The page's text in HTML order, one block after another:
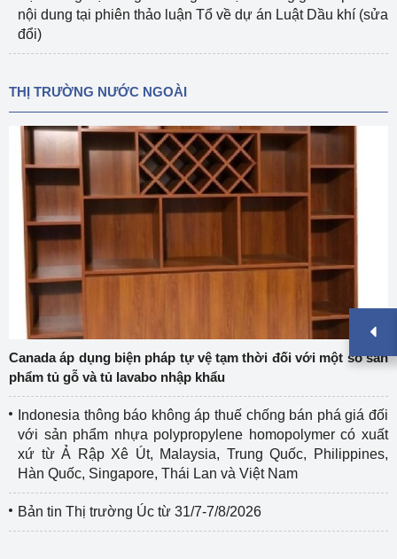
nội dung tại phiên thảo luận Tổ về dự án Luật Dầu khí (sửa
đổi)
THỊ TRƯỜNG NƯỚC NGOÀI
Canada áp dụng biện pháp tự vệ tạm thời đối với một số sản
phẩm tủ gỗ và tủ lavabo nhập khẩu
Indonesia thông báo không áp thuế chống bán phá giá đối
với sản phẩm nhựa polypropylene homopolymer có xuất
xứ từ Ả Rập Xê Út, Malaysia, Trung Quốc, Philippines,
Hàn Quốc, Singapore, Thái Lan và Việt Nam
Bản tin Thị trường Úc từ 31/7-7/8/2026